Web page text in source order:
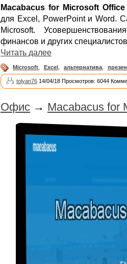
Macabacus for Microsoft Office
для Excel, PowerPoint и Word.
Microsoft.
финансов и других
Читать далее
Microsoft Excel альтернатива
tolyan76 14/04/18 Просмотров: 6044
Офис → Macabacus for